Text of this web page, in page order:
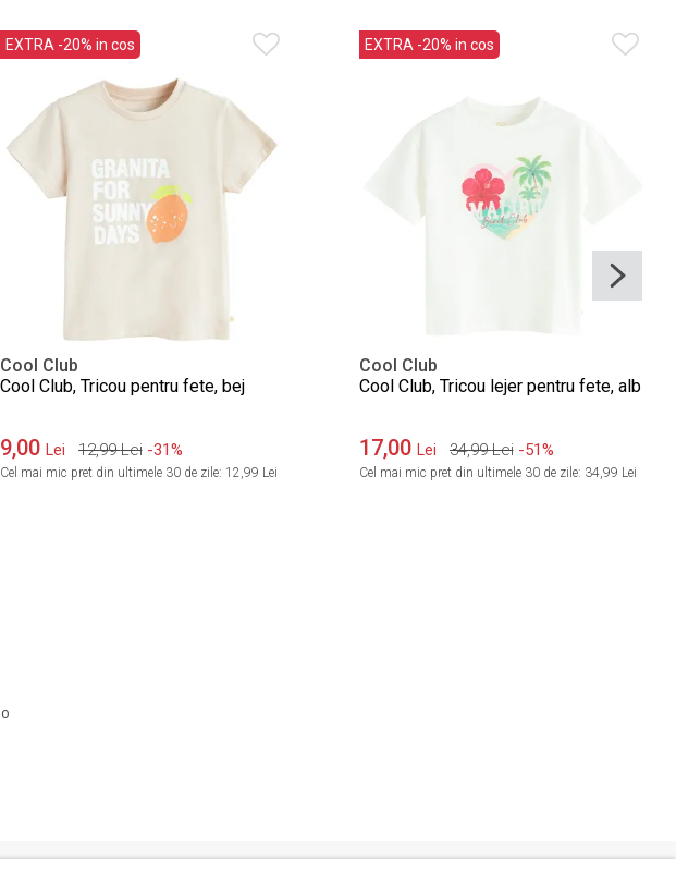
EXTRA -20% in cos
Cool Club
Cool Club, Tricou pentru fete, bej
9,00 Lei 12,99 Lei -31%
Cel mai mic pret din ultimele 30 de zile: 12,99 Lei
EXTRA -20% in cos
Cool Club
Cool Club, Tricou lejer pentru fete, alb
17,00 Lei 34,99 Lei -51%
Cel mai mic pret din ultimele 30 de zile: 34,99 Lei